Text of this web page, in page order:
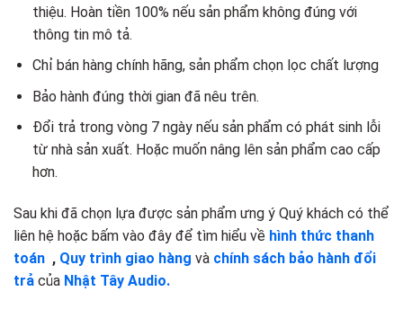
thiệu. Hoàn tiền 100% nếu sản phẩm không đúng với
thông tin mô tả.
Chỉ bán hàng chính hãng, sản phẩm chọn lọc chất lượng
Bảo hành đúng thời gian đã nêu trên.
Đổi trả trong vòng 7 ngày nếu sản phẩm có phát sinh lỗi
từ nhà sản xuất. Hoặc muốn nâng lên sản phẩm cao cấp
hơn.
Sau khi đã chọn lựa được sản phẩm ưng ý Quý khách có thể
liên hệ hoặc bấm vào đây để tìm hiểu về hình thức thanh
toán , Quy trình giao hàng và chính sách bảo hành đổi
trả của Nhật Tây Audio.